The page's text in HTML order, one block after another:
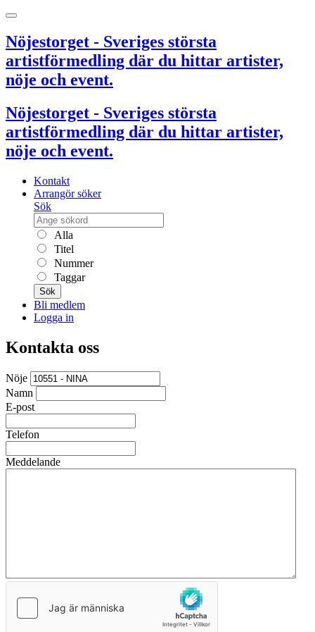
Nöjestorget - Sveriges största
artistförmedling där du hittar artister,
nöje och event.
Nöjestorget - Sveriges största
artistförmedling där du hittar artister,
nöje och event.
Kontakt
Arrangör söker
Sök
Alla
Titel
Nummer
Taggar
Sök
Bli medlem
Logga in
Kontakta oss
Nöje
Namn
E-post
Telefon
Meddelande